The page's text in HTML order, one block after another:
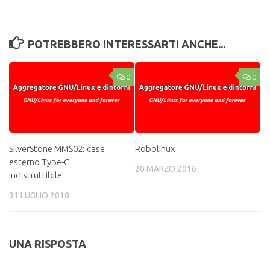
POTREBBERO INTERESSARTI ANCHE...
0
SilverStone MMS02: case
esterno Type-C
indistruttibile!
31 LUGLIO 2018
0
Robolinux
20 MARZO 2016
UNA RISPOSTA